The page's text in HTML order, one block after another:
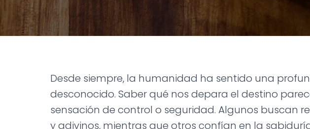
Desde siempre, la humanidad ha sentido una
desconocido. Saber qué nos depara el destino
sensación de control o seguridad. Algunos buscan
y adivinos, mientras que otros confían en la